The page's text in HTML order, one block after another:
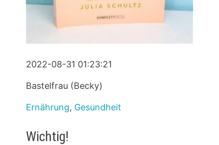
2022-08-31 01:23:21
Bastelfrau (Becky)
Ernährung, Gesundheit
Wichtig!